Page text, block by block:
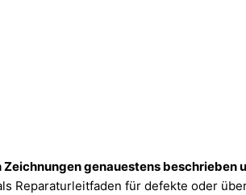
Zeichnungen genauestens beschrieben
Reparaturleitfaden für defekte oder